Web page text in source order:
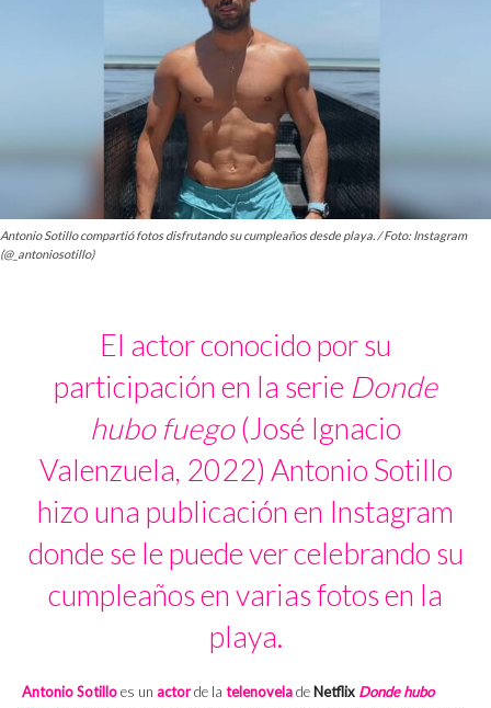
Antonio Sotillo compartió fotos disfrutando su cumpleaños desde playa. / Foto: Instagram
(@_antoniosotillo)
El actor conocido por su
participación en la serie Donde
hubo fuego(José Ignacio
Valenzuela, 2022) Antonio Sotillo
hizo una publicación en Instagram
donde se le puede ver celebrando su
cumpleaños en varias fotos en la
playa.
Antonio Sotilloes un actorde la telenovelade Netflix Donde hubo